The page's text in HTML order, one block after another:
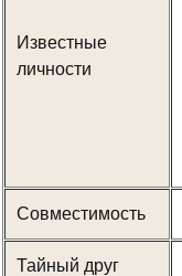
Известные
личности
Совместимость
Тайный друг